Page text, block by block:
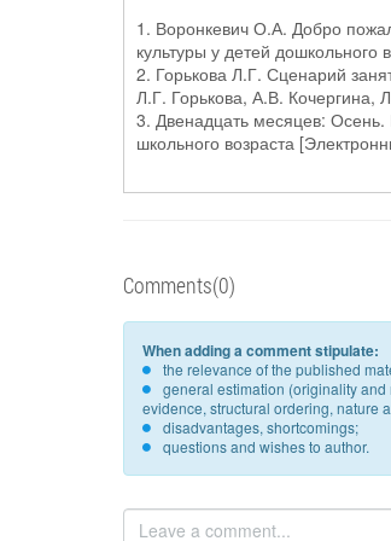
1. Воронкевич О.А. Добро
культуры у детей
2. Горькова Л.Г. Сценарий
Л.Г. Горькова, А.В. Кочергина,
3. Двенадцать месяцев:
школьного возраста
Comments(0)
When adding a comment stipulate:
the relevance of the published
general estimation (originality
evidence, structural ordering, nature
disadvantages, shortcomings;
questions and wishes to author.